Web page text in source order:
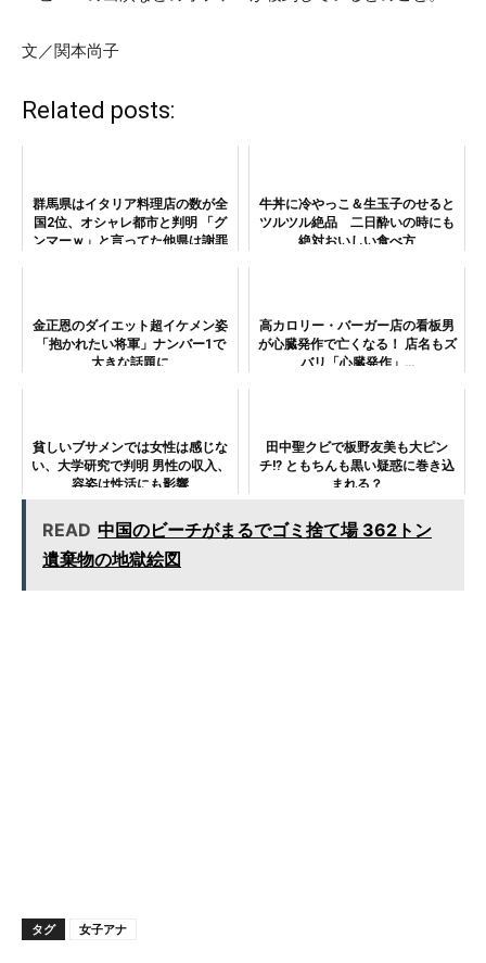
文／関本尚子
Related posts:
群馬県はイタリア料理店の数が全
国2位、オシャレ都市と判明 「グ
ンマーｗ」と言ってた他県は謝罪
牛丼に冷やっこ＆生玉子のせると
ツルツル絶品 二日酔いの時にも
絶対おいしい食べ方
金正恩のダイエット超イケメン姿
「抱かれたい将軍」ナンバー1で
大きな話題に
高カロリー・バーガー店の看板男
が心臓発作で亡くなる！ 店名もズ
バリ「心臓発作」…
貧しいブサメンでは女性は感じな
い、大学研究で判明 男性の収入、
容姿は性活にも影響
田中聖クビで板野友美も大ピン
チ!? ともちんも黒い疑惑に巻き込
まれる？
READ 中国のビーチがまるでゴミ捨て場 362トン
遺棄物の地獄絵図
タグ 女子アナ